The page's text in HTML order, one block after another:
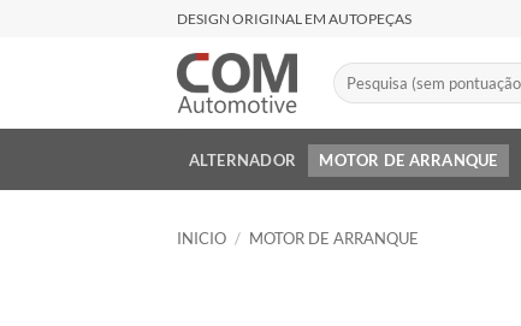
DESIGN ORIGINAL EM AUTOPEÇAS
Buscar
por:
ALTERNADOR MOTOR DE ARRANQUE
INICIO / MOTOR DE ARRANQUE